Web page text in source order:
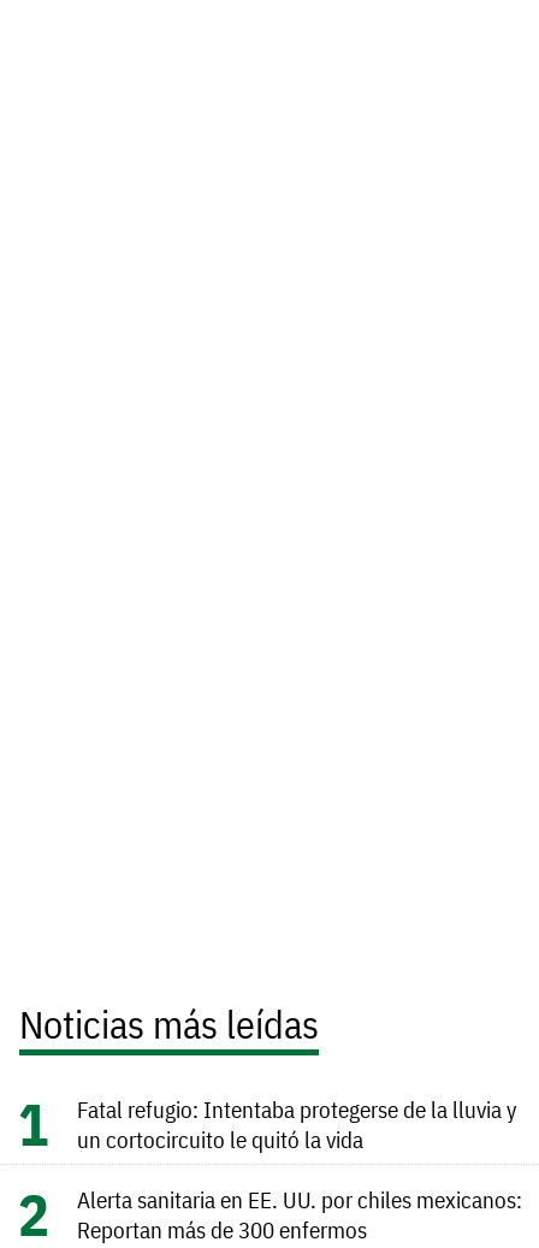
Noticias más leídas
Fatal refugio: Intentaba protegerse de la lluvia y
un cortocircuito le quitó la vida
Alerta sanitaria en EE. UU. por chiles mexicanos:
Reportan más de 300 enfermos